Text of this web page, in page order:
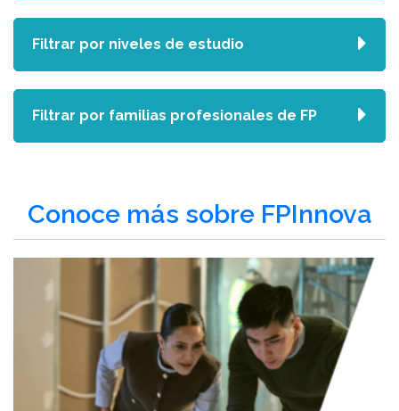
Conoce más sobre FPInnova
Filtrar por niveles de estudio
Filtrar por familias profesionales de FP